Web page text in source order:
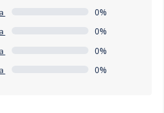
0%
0%
0%
0%